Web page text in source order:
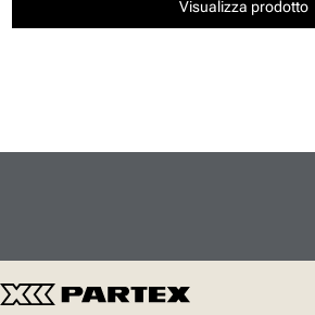
Visualizza prodotto